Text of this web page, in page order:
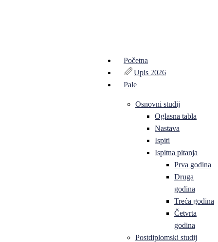
Početna
Upis 2026
Pale
Osnovni studij
Oglasna tabla
Nastava
Ispiti
Ispitna pitanja
Prva godina
Druga
godina
Treća godina
Četvrta
godina
Postdiplomski studij